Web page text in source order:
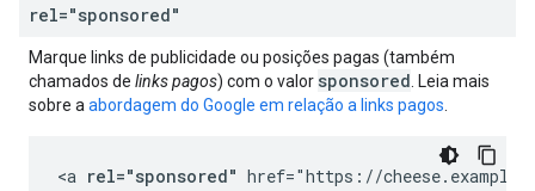
rel="sponsored"
Marque links de publicidade ou posições pagas (também
chamados de links pagos) com o valor sponsored . Leia mais
sobre a abordagem do Google em relação a links pagos
<a rel="sponsored" href="https://